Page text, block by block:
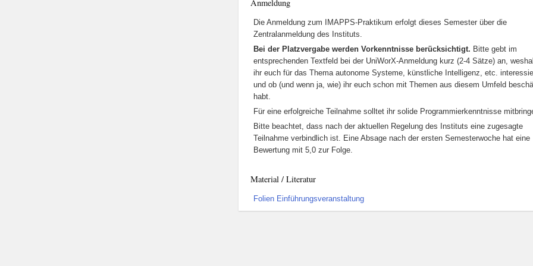
Anmeldung
Die Anmeldung zum IMAPPS-Praktikum erfolgt dieses Semester über die
Zentralanmeldung des Instituts.
Bei der Platzvergabe werden Vorkenntnisse berücksichtigt. Bitte gebt im
entsprechenden Textfeld bei der UniWorX-Anmeldung kurz (2-4 Sätze) an,
ihr euch für das Thema autonome Systeme, künstliche Intelligenz, etc.
und ob (und wenn ja, wie) ihr euch schon mit Themen aus diesem Umfeld
habt.
Für eine erfolgreiche Teilnahme solltet ihr solide Programmierkenntnisse
Bitte beachtet, dass nach der aktuellen Regelung des Instituts eine zugesagte
Teilnahme verbindlich ist. Eine Absage nach der ersten Semesterwoche hat eine
Bewertung mit 5,0 zur Folge.
Material / Literatur
Folien Einführungsveranstaltung